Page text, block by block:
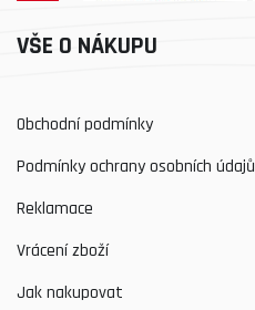
VŠE O NÁKUPU
Obchodní podmínky
Podmínky ochrany osobních údajů
Reklamace
Vrácení zboží
Jak nakupovat